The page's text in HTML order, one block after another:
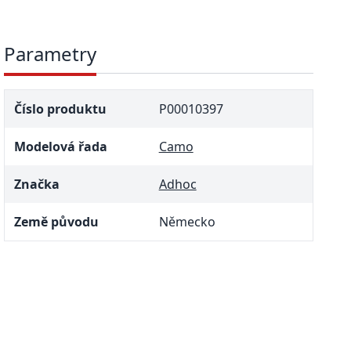
Parametry
Číslo produktu P00010397
Modelová řada Camo
Značka Adhoc
Země původu Německo